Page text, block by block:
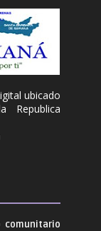
ubicado
Republica
comunitario